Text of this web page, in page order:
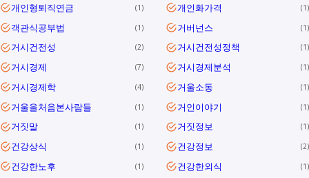
개인형퇴직연금 1 개인화가격 1
객관식공부법 1 거버넌스 1
거시건전성 2 거시건전성정책 1
거시경제 7 거시경제분석 1
거시경제학 4 거울소동 1
거울을처음본사람들 1 거인이야기 1
거짓말 1 거짓정보 1
건강상식 1 건강정보 2
건강한노후 1 건강한외식 1